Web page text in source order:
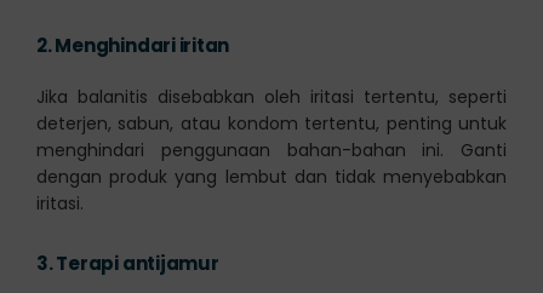
2.Menghindari iritan
Jika balanitis disebabkan oleh iritasi tertentu, seperti
deterjen, sabun, atau kondom tertentu, penting untuk
menghindari penggunaan bahan-bahan ini. Ganti
dengan produk yang lembut dan tidak menyebabkan
iritasi.
3.Terapi antijamur